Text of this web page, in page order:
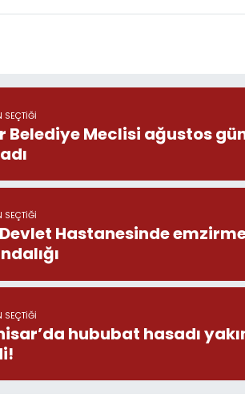
SEÇTIĞI
Belediye Meclisi ağustos
SEÇTIĞI
Hastanesinde
SEÇTIĞI
hububat hasadı